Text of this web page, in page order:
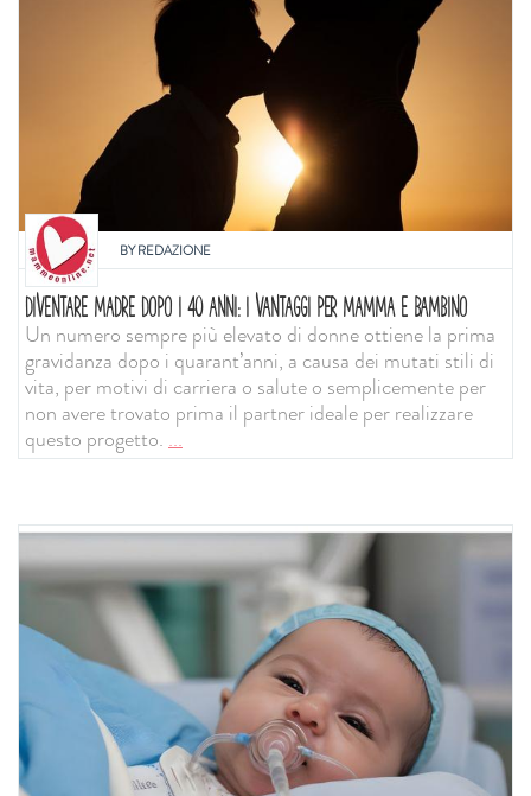
BYREDAZIONE
DIVENTARE MADRE DOPO I 40 ANNI: I VANTAGGI PER MAMMA E BAMBINO
Un numero sempre più elevato di donne ottiene la prima
gravidanza dopo i quarant’anni, a causa dei mutati stili di
vita, per motivi di carriera o salute o semplicemente per
non avere trovato prima il partner ideale per realizzare
questo progetto....